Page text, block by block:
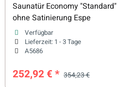
Saunatür Economy "Standard" 70cm 200cm Bronze
ohne Satinierung Espe
Verfügbar
Lieferzeit: 1 - 3 Tage
A5686
252,92 €* 354,23 €